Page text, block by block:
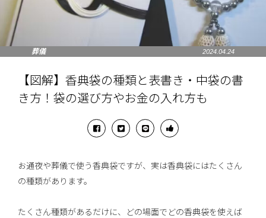
葬儀 2024.04.24
【図解】香典袋の種類と表書き・中袋の書
き方！袋の選び方やお金の入れ方も
お通夜や葬儀で使う香典袋ですが、実は香典袋にはたくさん
の種類があります。
たくさん種類があるだけに、どの場面でどの香典袋を使えば